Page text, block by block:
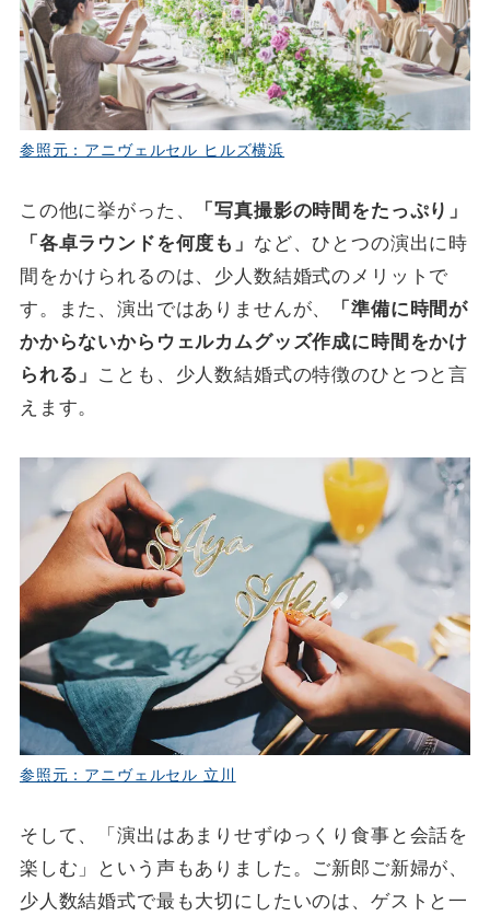
参照元：アニヴェルセル ヒルズ横浜
この他に挙がった、
「写真撮影の時間をたっぷり」
「各卓ラウンドを何度も」 など、ひとつの演出に時
間をかけられるのは、少人数結婚式のメリットで
す。また、演出ではありませんが、
「準備に時間が
かからないからウェルカムグッズ作成に時間をかけ
られる」 ことも、少人数結婚式の特徴のひとつと言
えます。
参照元：アニヴェルセル 立川
そして、「演出はあまりせずゆっくり食事と会話を
楽しむ」という声もありました。ご新郎ご新婦が、
少人数結婚式で最も大切にしたいのは、ゲストと一